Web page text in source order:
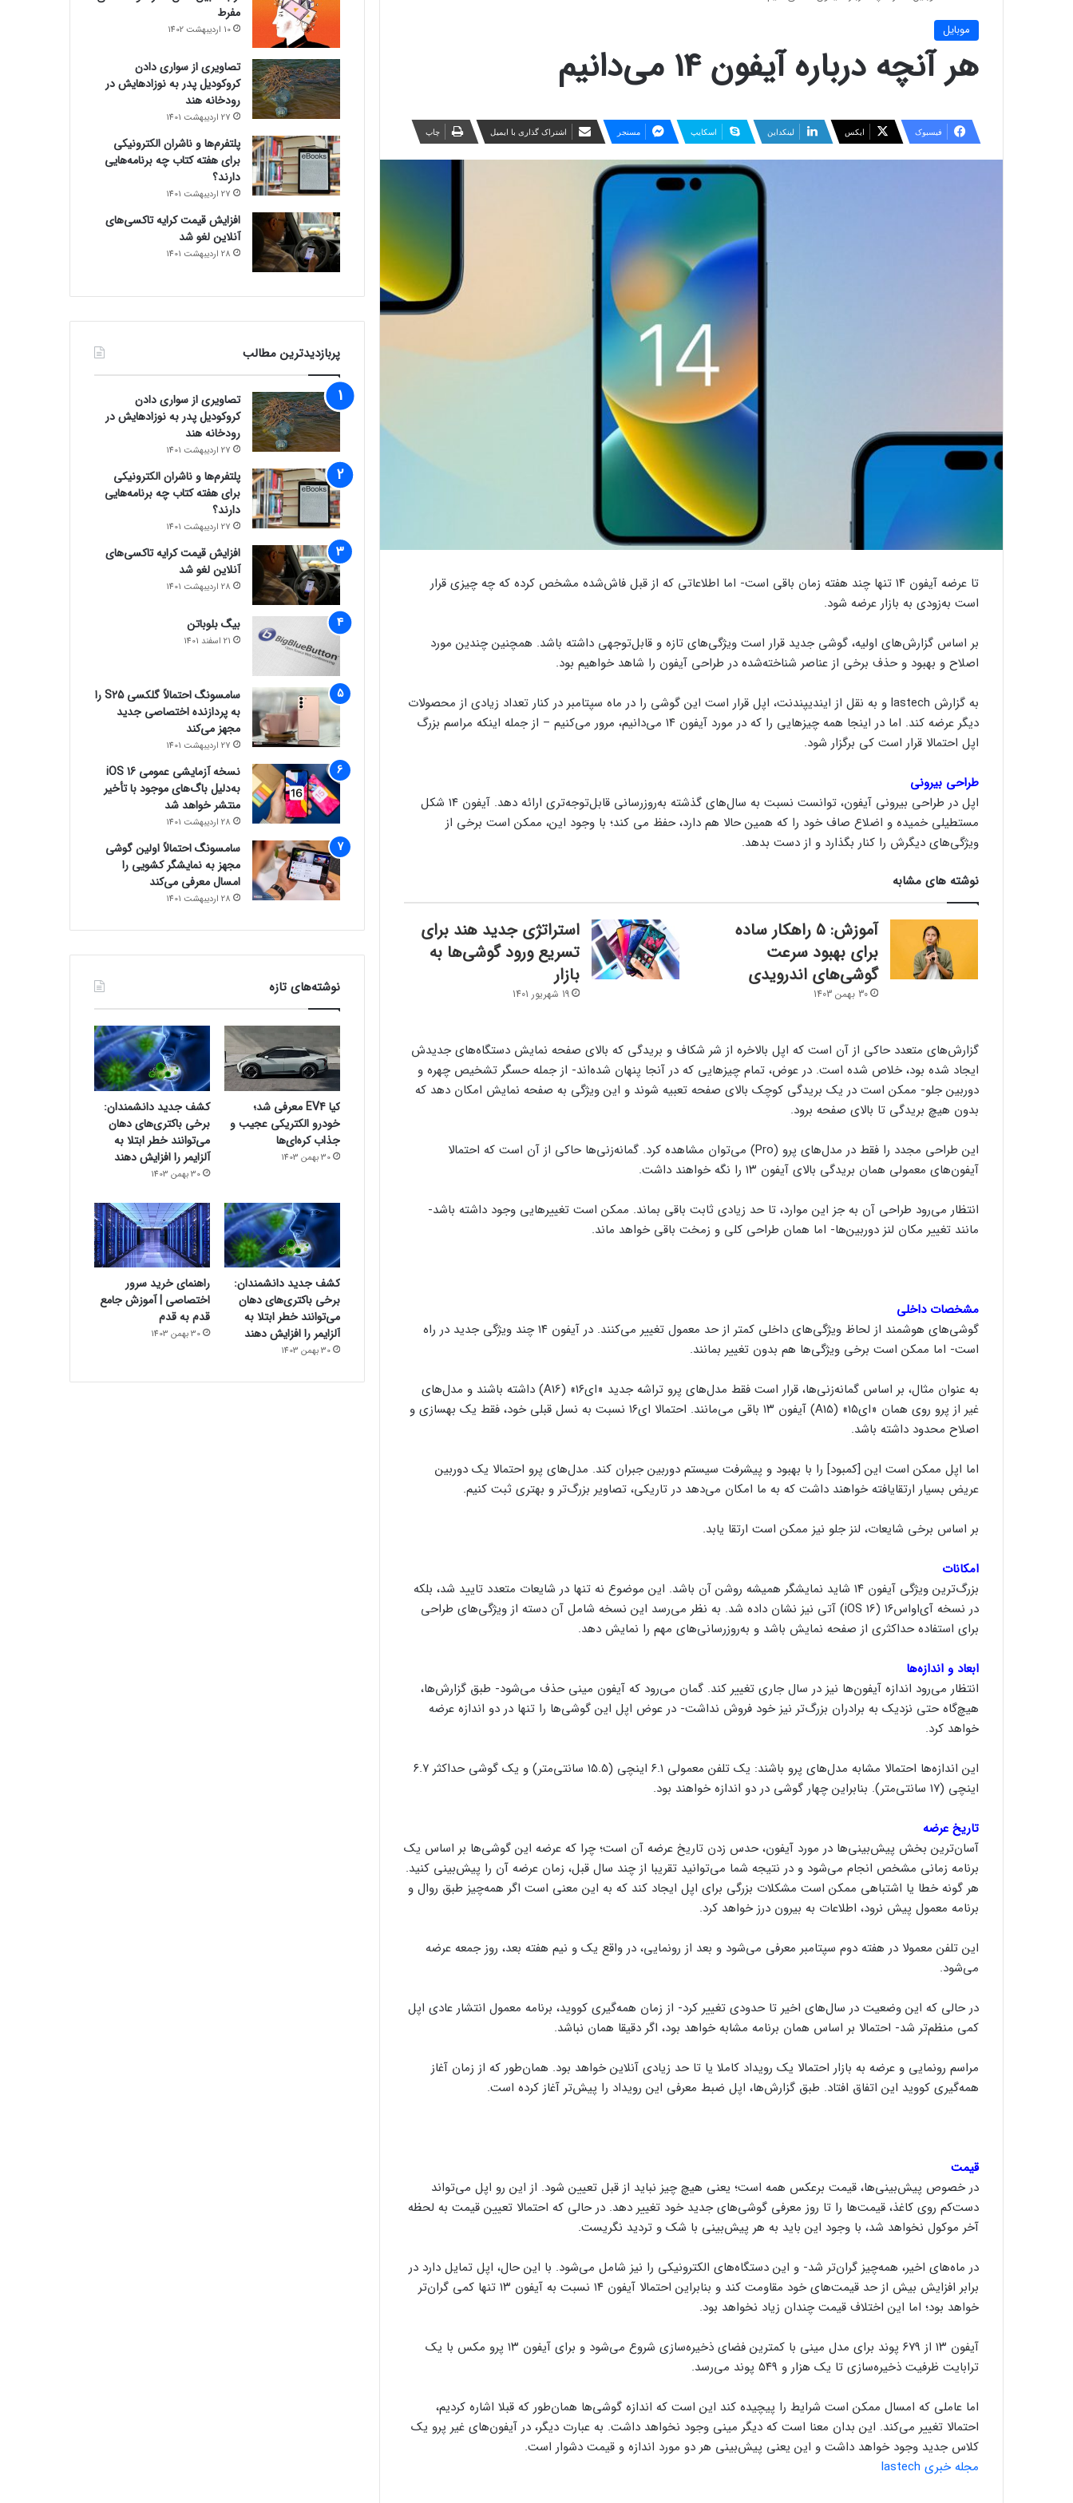
موبایل
هر آنچه درباره آیفون 14 می‌دانیم
فیسبوک ایکس لینکداین اسکایپ مسنجر اشتراک گذاری با ایمیل چاپ
تا عرضه آیفون ۱۴ تنها چند هفته زمان باقی است- اما اطلاعاتی که از قبل فاش‌شده مشخص کرده که چه چیزی قرار
است به‌زودی به بازار عرضه شود.
بر اساس گزارش‌های اولیه، گوشی جدید قرار است ویژگی‌های تازه و قابل‌توجهی داشته باشد. همچنین چندین مورد
اصلاح و بهبود و حذف برخی از عناصر شناخته‌شده در طراحی آیفون را شاهد خواهیم بود.
به گزارش lastech و به نقل از ایندیپندنت، اپل قرار است این گوشی را در ماه سپتامبر در کنار تعداد زیادی از محصولات
دیگر عرضه کند. اما در اینجا همه چیزهایی را که در مورد آیفون ۱۴ می‌دانیم، مرور می‌کنیم – از جمله اینکه مراسم بزرگ
اپل احتمالا قرار است کی برگزار شود.
طراحی بیرونی
اپل در طراحی بیرونی آیفون، توانست نسبت به سال‌های گذشته به‌روزرسانی قابل‌توجه‌تری ارائه دهد. آیفون ۱۴ شکل
مستطیلی خمیده و اضلاع صاف خود را که همین حالا هم دارد، حفظ می کند؛ با وجود این، ممکن است برخی از
ویژگی‌های دیگرش را کنار بگذارد و از دست بدهد.
نوشته های مشابه
آموزش: ۵ راهکار ساده
برای بهبود سرعت
گوشی‌های اندرویدی
30 بهمن 1403
استراتژی جدید هند برای
تسریع ورود گوشی‌ها به
بازار
19 شهریور 1401
گزارش‌های متعدد حاکی از آن است که اپل بالاخره از شر شکاف و بریدگی که بالای صفحه نمایش دستگاه‌های جدیدش
ایجاد شده بود، خلاص شده است. در عوض، تمام چیزهایی که در آنجا پنهان شده‌اند- از جمله حسگر تشخیص چهره و
دوربین جلو- ممکن است در یک بریدگی کوچک بالای صفحه تعبیه شوند و این ویژگی به صفحه نمایش امکان دهد که
بدون هیچ بریدگی تا بالای صفحه برود.
این طراحی مجدد را فقط در مدل‌های پرو (Pro) می‌توان مشاهده کرد. گمانه‌زنی‌ها حاکی از آن است که احتمالا
آیفون‌های معمولی همان بریدگی بالای آیفون ۱۳ را نگه خواهند داشت.
انتظار می‌رود طراحی آن به جز این موارد، تا حد زیادی ثابت باقی بماند. ممکن است تغییرهایی وجود داشته باشد-
مانند تغییر مکان لنز دوربین‌ها- اما همان طراحی کلی و زمخت باقی خواهد ماند.
مشخصات داخلی
گوشی‌های هوشمند از لحاظ ویژگی‌های داخلی کمتر از حد معمول تغییر می‌کنند. در آیفون ۱۴ چند ویژگی جدید در راه
است- اما ممکن است برخی ویژگی‌ها هم بدون تغییر بمانند.
به عنوان مثال، بر اساس گمانه‌زنی‌ها، قرار است فقط مدل‌های پرو تراشه جدید «ای۱۶» (A16) داشته باشند و مدل‌های
غیر از پرو روی همان «ای۱۵» (A15) آیفون ۱۳ باقی می‌مانند. احتمالا ای۱۶ نسبت به نسل قبلی خود، فقط یک بهسازی و
اصلاح محدود داشته باشد.
اما اپل ممکن است این [کمبود] را با بهبود و پیشرفت سیستم دوربین جبران کند. مدل‌های پرو احتمالا یک دوربین
عریض بسیار ارتقایافته خواهند داشت که به ما امکان می‌دهد در تاریکی، تصاویر بزرگ‌تر و بهتری ثبت کنیم.
بر اساس برخی شایعات، لنز جلو نیز ممکن است ارتقا یابد.
امکانات
بزرگ‌ترین ویژگی آیفون ۱۴ شاید نمایشگر همیشه روشن آن باشد. این موضوع نه تنها در شایعات متعدد تایید شد، بلکه
در نسخه آی‌اواس۱۶ (iOS 16) آتی نیز نشان داده شد. به نظر می‌رسد این نسخه شامل آن دسته از ویژگی‌های طراحی
برای استفاده حداکثری از صفحه نمایش باشد و به‌روزرسانی‌های مهم را نمایش دهد.
ابعاد و اندازه‌ها
انتظار می‌رود اندازه آیفون‌ها نیز در سال جاری تغییر کند. گمان می‌رود که آیفون مینی حذف می‌شود- طبق گزارش‌ها،
هیچ‌گاه حتی نزدیک به برادران بزرگ‌تر نیز خود فروش نداشت- در عوض اپل این گوشی‌ها را تنها در دو اندازه عرضه
خواهد کرد.
این اندازه‌ها احتمالا مشابه مدل‌های پرو باشند: یک تلفن معمولی ۶.۱ اینچی (۱۵.۵ سانتی‌متر) و یک گوشی حداکثر ۶.۷
اینچی (۱۷ سانتی‌متر). بنابراین چهار گوشی در دو اندازه خواهند بود.
تاریخ عرضه
آسان‌ترین بخش پیش‌بینی‌ها در مورد آیفون، حدس زدن تاریخ عرضه آن است؛ چرا که عرضه این گوشی‌ها بر اساس یک
برنامه زمانی مشخص انجام می‌شود و در نتیجه شما می‌توانید تقریبا از چند سال‌ قبل، زمان عرضه آن را پیش‌بینی کنید.
هر گونه خطا یا اشتباهی ممکن است مشکلات بزرگی برای اپل ایجاد کند که به این معنی است اگر همه‌چیز طبق روال و
برنامه معمول پیش نرود، اطلاعات به بیرون درز خواهد کرد.
این تلفن معمولا در هفته دوم سپتامبر معرفی می‌شود و بعد از رونمایی، در واقع یک و نیم هفته بعد، روز جمعه عرضه
می‌شود.
در حالی که این وضعیت در سال‌های اخیر تا حدودی تغییر کرد- از زمان همه‌گیری کووید، برنامه معمول انتشار عادی اپل
کمی منظم‌تر شد- احتمالا بر اساس همان برنامه مشابه خواهد بود، اگر دقیقا همان نباشد.
مراسم رونمایی و عرضه به بازار احتمالا یک رویداد کاملا یا تا حد زیادی آنلاین خواهد بود. همان‌طور که از زمان آغاز
همه‌گیری کووید این اتفاق افتاد. طبق گزارش‌ها، اپل ضبط معرفی این رویداد را پیش‌تر آغاز کرده است.
قیمت
در خصوص پیش‌بینی‌‌ها، قیمت برعکس همه است؛ یعنی هیچ چیز نباید از قبل تعیین شود. از این رو اپل می‌تواند
دست‌کم روی کاغذ، قیمت‌ها را تا روز معرفی گوشی‌های جدید خود تغییر دهد. در حالی که احتمالا تعیین قیمت به لحظه
آخر موکول نخواهد شد، با وجود این باید به هر پیش‌بینی با شک و تردید نگریست.
در ماه‌های اخیر، همه‌چیز گران‌تر شد- و این دستگاه‌های الکترونیکی را نیز شامل می‌شود. با این حال، اپل تمایل دارد در
برابر افزایش بیش از حد قیمت‌های خود مقاومت کند و بنابراین احتمالا آیفون ۱۴ نسبت به آیفون ۱۳ تنها کمی گران‌تر
خواهد بود؛ اما این اختلاف قیمت چندان زیاد نخواهد بود.
آیفون ۱۳ از ۶۷۹ پوند برای مدل مینی با کمترین فضای ذخیره‌سازی شروع می‌شود و برای آیفون ۱۳ پرو مکس با یک
ترابایت ظرفیت ذخیره‌سازی تا یک هزار و ۵۴۹ پوند می‌رسد.
اما عاملی که امسال ممکن است شرایط را پیچیده‌ کند این است که اندازه‌ گوشی‌ها همان‌طور که قبلا اشاره کردیم،
احتمالا تغییر می‌کند. این بدان معنا است که دیگر مینی وجود نخواهد داشت. به عبارت دیگر، در آیفون‌های غیر پرو یک
کلاس جدید وجود خواهد داشت و این یعنی پیش‌بینی هر دو مورد اندازه و قیمت دشوار است.
مجله خبری lastech
چرا باید تلفن همراه را هرروز ضدعفونی کرد؟
مفرط
10 اردیبهشت 1402
تصاویری از سواری دادن
کروکودیل پدر به نوزادهایش در
رودخانه هند
27 اردیبهشت 1401
پلتفرم‌ها و ناشران الکترونیکی
برای هفته کتاب چه برنامه‌هایی
دارند؟
27 اردیبهشت 1401
افزایش قیمت کرایه تاکسی‌های
آنلاین لغو شد
28 اردیبهشت 1401
پربازدیدترین مطالب
تصاویری از سواری دادن
کروکودیل پدر به نوزادهایش در
رودخانه هند
27 اردیبهشت 1401
پلتفرم‌ها و ناشران الکترونیکی
برای هفته کتاب چه برنامه‌هایی
دارند؟
27 اردیبهشت 1401
افزایش قیمت کرایه تاکسی‌های
آنلاین لغو شد
28 اردیبهشت 1401
بیگ بلوباتن
21 اسفند 1401
سامسونگ احتمالاً گلکسی S25 را
به پردازنده اختصاصی جدید
مجهز می‌کند
27 اردیبهشت 1401
نسخه آزمایشی عمومی iOS 16
به‌دلیل باگ‌های موجود با تأخیر
منتشر خواهد شد
28 اردیبهشت 1401
سامسونگ احتمالاً اولین گوشی
مجهز به نمایشگر کشویی را
امسال معرفی می‌کند
28 اردیبهشت 1401
نوشته‌های تازه
کیا EV4 معرفی شد؛
خودرو الکتریکی عجیب و
جذاب کره‌ای‌ها
30 بهمن 1403
کشف جدید دانشمندان:
برخی باکتری‌های دهان
می‌توانند خطر ابتلا به
آلزایمر را افزایش دهند
30 بهمن 1403
کشف جدید دانشمندان:
برخی باکتری‌های دهان
می‌توانند خطر ابتلا به
آلزایمر را افزایش دهند
30 بهمن 1403
راهنمای خرید سرور
اختصاصی | آموزش جامع
قدم به قدم
30 بهمن 1403